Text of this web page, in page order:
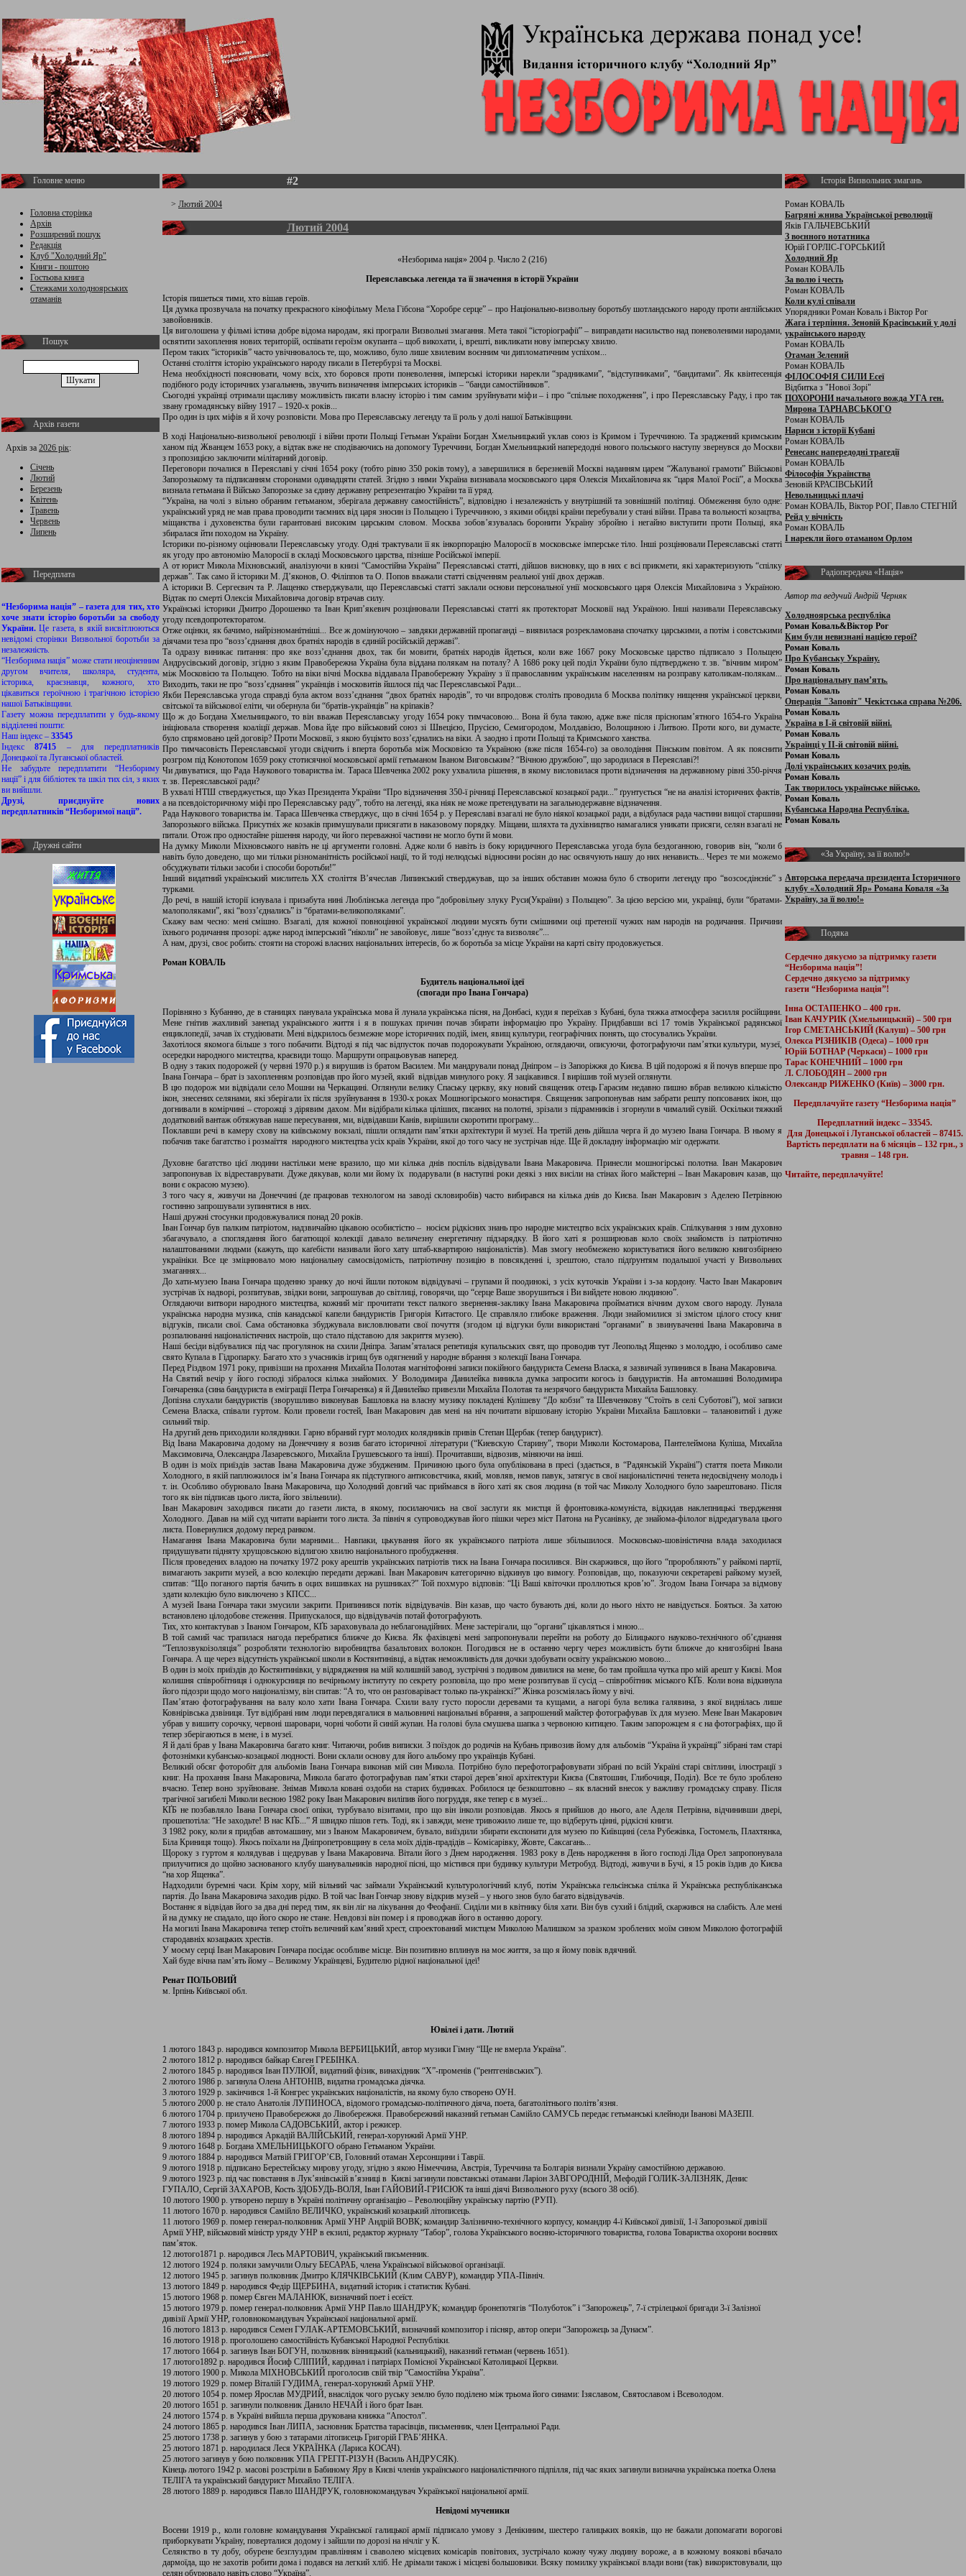
Головне меню
Головна сторінка
Архів
Розширений пошук
Редакція
Клуб "Холодний Яр"
Книги - поштою
Гостьова книга
Стежками холодноярських
отаманів
Пошук
Архів газети
Архів за 2026 рік:
Січень
Лютий
Березень
Квітень
Травень
Червень
Липень
Передплата
“Незборима нація” – газета для тих, хто
хоче знати історію боротьби за свободу
України.Це газета, в якій висвітлюються
невідомі сторінки Визвольної боротьби за
незалежність.
“Незборима нація” може стати неоціненним
другом вчителя, школяра, студента,
історика, краєзнавця, кожного, хто
цікавиться героїчною і трагічною історією
нашої Батьківщини.
Газету можна передплатити у будь-якому
відділенні пошти:
Наш індекс – 33545
Індекс87415 – для передплатників
Донецької та Луганської областей.
Не забудьте передплатити “Незбориму
нації” і для бібліотек та шкіл тих сіл, з яких
ви вийшли.
Друзі, приєднуйте нових
передплатників “Незборимої нації”.
Дружні сайти
#2
> Лютий 2004
Лютий 2004
«Незборима нація» 2004 р. Число 2 (216)
Переяславська легенда та її значення в історії України
Історія пишеться тими, хто вішав героїв.
Ця думка прозвучала на початку прекрасного кінофільму Мела Гібсона “Хоробре серце” – про Національно-визвольну боротьбу шотландського народу проти англійських
завойовників.
Ця виголошена у фільмі істина добре відома народам, які програли Визвольні змагання. Мета такої “історіографії” – виправдати насильство над поневоленими народами,
освятити захоплення нових територій, оспівати героїзм окупанта – щоб викохати, і, врешті, викликати нову імперську хвилю.
Пером таких “істориків” часто увічнювалось те, що, можливо, було лише хвилевим воєнним чи дипломатичним успіхом...
Останні століття історію українського народу писали в Петербурзі та Москві.
Нема необхідності пояснювати, чому всіх, хто боровся проти поневолення, імперські історики нарекли “зрадниками”, “відступниками”, “бандитами”. Як квінтесенція
подібного роду історичних узагальнень, звучить визначення імперських істориків – “банди самостійников”.
Сьогодні українці отримали щасливу можливість писати власну історію і тим самим зруйнувати міфи – і про “спільне походження”, і про Переяславську Раду, і про так
звану громадянську війну 1917 – 1920-х років...
Про один із цих міфів я й хочу розповісти. Мова про Переяславську легенду та її роль у долі нашої Батьківщини.
В ході Національно-визвольної революції і війни проти Польщі Гетьман України Богдан Хмельницький уклав союз із Кримом і Туреччиною. Та зраджений кримським
ханом під Жванцем 1653 року, а відтак вже не сподіваючись на допомогу Туреччини, Богдан Хмельницький напередодні нового польського наступу звернувся до Москви
з пропозицією заключити мілітарний договір.
Переговори почалися в Переяславі у січні 1654 року (тобто рівно 350 років тому), а завершилися в березневій Москві наданням царем “Жалуваної грамоти” Військові
Запорозькому та підписанням сторонами одинадцяти статей. Згідно з ними Україна визнавала московського царя Олексія Михайловича як “царя Малої Росії”, а Москва
визнала гетьмана й Військо Запорозьке за єдину державну репрезентацію України та її уряд.
“Україна, на чолі з вільно обраним гетьманом, зберігала державну самостійність”, відповідно і незалежність у внутрішній та зовнішній політиці. Обмеження було одне:
український уряд не мав права проводити таємних від царя зносин із Польщею і Туреччиною, з якими обидві країни перебували у стані війни. Права та вольності козацтва,
міщанства і духовенства були гарантовані високим царським словом. Москва зобов’язувалась боронити Україну збройно і негайно виступити проти Польщі, яка
збиралася йти походом на Україну.
Історики по-різному оцінювали Переяславську угоду. Одні трактували її як інкорпорацію Малоросії в московське імперське тіло. Інші розцінювали Переяславські статті
як угоду про автономію Малоросії в складі Московського царства, пізніше Російської імперії.
А от юрист Микола Міхновський, аналізуючи в книзі “Самостійна Україна” Переяславські статті, дійшов висновку, що в них є всі прикмети, які характеризують “спілку
держав”. Так само й історики М. Д’яконов, О. Філіппов та О. Попов вважали статті свідченням реальної унії двох держав.
А історики В. Сергеєвич та Р. Лащенко стверджували, що Переяславські статті заклали основи персональної унії московського царя Олексія Михайловича з Україною.
Відтак по смерті Олексія Михайловича договір втрачав силу.
Українські історики Дмитро Дорошенко та Іван Крип’якевич розцінювали Переяславські статті як протекторат Московії над Україною. Інші називали Переяславську
угоду псевдопротекторатом.
Отже оцінки, як бачимо, найрізноманітніші... Все ж домінуючою – завдяки державній пропаганді – виявилася розрекламована спочатку царськими, а потім і совєтськими
діячами теза про “возз’єднання двох братніх народів в єдиній російській державі”.
Та одразу виникає питання: про яке возз’єднання двох, так би мовити, братніх народів йдеться, коли вже 1667 року Московське царство підписало з Польщею
Андрусівський договір, згідно з яким Правобережна Україна була віддана полякам на поталу? А 1686 року цей поділ України було підтверджено т. зв. “вічним миром”
між Московією та Польщею. Тобто на віки вічні Москва віддавала Правобережну Україну з її православним українським населенням на розправу католикам-полякам...
Виходить, таки не про “возз’єднання” українців і московитів йшлося під час Переяславської Ради...
Якби Переяславська угода справді була актом возз’єднання “двох братніх народів”, то чи впродовж століть проводила б Москва політику нищення української церкви,
світської та військової еліти, чи обернула би “братів-українців” на кріпаків?
Що ж до Богдана Хмельницького, то він вважав Переяславську угоду 1654 року тимчасовою... Вона й була такою, адже вже після пріснопам’ятного 1654-го Україна
ініціювала створення коаліції держав. Мова йде про військовий союз зі Швецією, Прусією, Семигородом, Молдавією, Волощиною і Литвою. Проти кого, ви думаєте,
було спрямовано цей договір? Проти Московії, з якою буцімто возз’єднались на віки. А заодно і проти Польщі та Кримського ханства.
Про тимчасовість Переяславської угоди свідчить і вперта боротьба між Московією та Україною (вже після 1654-го) за оволодіння Пінським повітом. А як пояснити
розгром під Конотопом 1659 року стотисячної московської армії гетьманом Іваном Виговським? “Вічною дружбою”, що зародилася в Переяславі?!
Чи дивуватися, що Рада Наукового товариства ім. Тараса Шевченка 2002 року ухвалила рішення, в якому висловилася проти відзначення на державному рівні 350-річчя
т. зв. Переяславської ради?
В ухвалі НТШ стверджується, що Указ Президента України “Про відзначення 350-ї річниці Переяславської козацької ради...” ґрунтується “не на аналізі історичних фактів,
а на псевдоісторичному міфі про Переяславську раду”, тобто на легенді, яка ніяк не може претендувати на загальнодержавне відзначення.
Рада Наукового товариства ім. Тараса Шевченка стверджує, що в січні 1654 р. у Переяславі взагалі не було ніякої козацької ради, а відбулася рада частини вищої старшини
Запорозького війська. Присутніх же козаків примушували присягати в наказовому порядку. Міщани, шляхта та духівництво намагалися уникати присяги, селян взагалі не
питали. Отож про одностайне рішення народу, чи його переважної частини не могло бути й мови.
На думку Миколи Міхновського навіть не ці аргументи головні. Адже коли б навіть із боку юридичного Переяславська угода була бездоганною, говорив він, “коли б
навіть було доведено, що ми тільки різноманітність російської нації, то й тоді нелюдські відносини росіян до нас освячують нашу до них ненависть... Через те ми можемо
обсуджувати тільки засоби і способи боротьби!”
Інший видатний український мислитель ХХ століття В’ячеслав Липинський стверджував, що за інших обставин можна було б створити легенду про “возсоєдінєніє” з
турками.
До речі, в нашій історії існувала і призабута нині Люблінська легенда про “добровільну злуку Руси(України) з Польщею”. За цією версією ми, українці, були “братами-
малополяками”, які “возз’єднались” із “братами-великополяками”.
Скажу вам чесно: мені смішно. Взагалі, для кожної повноцінної української людини мусять бути смішними оці претензії чужих нам народів на родичання. Причини
їхнього родичання прозорі: адже народ імперський “ніколи” не завойовує, лише “возз’єднує та визволяє”...
А нам, друзі, своє робить: стояти на сторожі власних національних інтересів, бо ж боротьба за місце України на карті світу продовжується.
Роман КОВАЛЬ
Будитель національної ідеї
(спогади про Івана Гончара)
Порівняно з Кубанню, де в станицях панувала українська мова й лунала українська пісня, на Донбасі, куди я переїхав з Кубані, була тяжка атмосфера засилля російщини.
Мене гнітив жахливий занепад українського життя і я в пошуках причин почав збирати інформацію про Україну. Придбавши всі 17 томів Української радянської
енциклопедії, зачав їх студіювати. Мені відкрилось безмежне море історичних подій, імен, явищ культури, географічних понять, що стосувались України.
Захотілося якомога більше з того побачити. Відтоді я під час відпусток почав подорожувати Україною, оглядаючи, описуючи, фотографуючи пам’ятки культури, музеї,
осередки народного мистецтва, краєвиди тощо. Маршрути опрацьовував наперед.
В одну з таких подорожей (у червні 1970 р.) я вирушив із братом Василем. Ми мандрували понад Дніпром – із Запоріжжя до Києва. В цій подорожі я й почув вперше про
Івана Гончара – брат із захопленням розповідав про його музей, який відвідав минулого року. Я зацікавився. І вирішив той музей оглянути.
В цю подорож ми відвідали село Мошни на Черкащині. Оглянули велику Спаську церкву, яку новий священик отець Гарасим недавно пишно вбрав великою кількістю
ікон, знесених селянами, які зберігали їх після зруйнування в 1930-х роках Мошногірського монастиря. Священик запропонував нам забрати решту попсованих ікон, що
догнивали в комірчині – сторожці з дірявим дахом. Ми відібрали кілька ціліших, писаних на полотні, зрізали з підрамників і згорнули в чималий сувій. Оскільки тяжкий
додатковий вантаж обтяжував наше пересування, ми, відвідавши Канів, вирішили скоротити програму...
Поклавши речі в камеру схову на київському вокзалі, пішли оглядати пам’ятки архітектури й музеї. На третій день дійшла черга й до музею Івана Гончара. В ньому я
побачив таке багатство і розмаїття народного мистецтва усіх країв України, якої до того часу не зустрічав ніде. Ще й докладну інформацію міг одержати.
Духовне багатство цієї людини настільки мене вразило, що ми кілька днів поспіль відвідували Івана Макаровича. Принесли мошногірські полотна. Іван Макарович
запропонував їх відреставрувати. Дуже дякував, коли ми йому їх подарували (в наступні роки деякі з них висіли на стінах його майстерні – Іван Макарович казав, що
вони є окрасою музею).
З того часу я, живучи на Донеччині (де працював технологом на заводі скловиробів) часто вибирався на кілька днів до Києва. Іван Макарович з Аделею Петрівною
гостинно запрошували зупинятися в них.
Наші дружні стосунки продовжувалися понад 20 років.
Іван Гончар був палким патріотом, надзвичайно цікавою особистістю – носієм рідкісних знань про народне мистецтво всіх українських країв. Спілкування з ним духовно
збагачувало, а споглядання його багатющої колекції давало величезну енергетичну підзарядку. В його хаті я розширював коло своїх знайомств із патріотично
налаштованими людьми (кажуть, що каґебісти називали його хату штаб-квартирою націоналістів). Мав змогу необмежено користуватися його великою книгозбірнею
україніки. Все це зміцнювало мою національну самосвідомість, патріотичну позицію в повсякденні і, зрештою, стало підґрунтям подальшої участі у Визвольних
змаганнях...
До хати-музею Івана Гончара щоденно зранку до ночі йшли потоком відвідувачі – групами й поодинокі, з усіх куточків України і з-за кордону. Часто Іван Макарович
зустрічав їх надворі, розпитував, звідки вони, запрошував до світлиці, говорячи, що “серце Ваше зворушиться і Ви вийдете новою людиною”.
Оглядаючи витвори народного мистецтва, кожний міг прочитати текст палкого звернення-заклику Івана Макаровича пройматися вічним духом свого народу. Лунала
українська народна музика, спів канадської капели бандуристів Григорія Китастого. Це справляло глибоке враження. Люди знайомилися зі змістом цілого стосу книг
відгуків, писали свої. Сама обстановка збуджувала висловлювати свої почуття (згодом ці відгуки були використані “органами” в звинуваченні Івана Макаровича в
розпалюванні націоналістичних настроїв, що стало підставою для закриття музею).
Наші бесіди відбувалися під час прогулянок на схили Дніпра. Запам’яталася репетиція купальських свят, що проводив тут Леопольд Ященко з молоддю, і особливо саме
свято Купала в Гідропарку. Багато хто з учасників ігрищ був одягнений у народне вбрання з колекції Івана Гончара.
Перед Різдвом 1971 року, привізши на прохання Михайла Полотая магнітофонні записи покійного бандуриста Семена Власка, я зазвичай зупинився в Івана Макаровича.
На Святий вечір у його господі зібралося кілька знайомих. У Володимира Данилейка виникла думка запросити когось із бандуристів. На автомашині Володимира
Гончаренка (сина бандуриста в еміграції Петра Гончаренка) я й Данилейко привезли Михайла Полотая та незрячого бандуриста Михайла Башловку.
Допізна слухали бандуристів (зворушливо виконував Башловка на власну музику покладені Кулішеву “До кобзи” та Шевченкову “Стоїть в селі Суботові”), мої записи
Семена Власка, співали гуртом. Коли провели гостей, Іван Макарович дав мені на ніч почитати віршовану історію України Михайла Башловки – талановитий і дуже
сильний твір.
На другий день приходили колядники. Гарно вбраний гурт молодих колядників привів Степан Щербак (тепер бандурист).
Від Івана Макаровича додому на Донеччину я возив багато історичної літератури (“Киевскую Старину”, твори Миколи Костомарова, Пантелеймона Куліша, Михайла
Максимовича, Олександра Лазаревського, Михайла Грушевського та інші). Прочитавши, відвозив, міняючи на інші.
В один із моїх приїздів застав Івана Макаровича дуже збудженим. Причиною цього була опублікована в пресі (здається, в “Радянській Україні”) стаття поета Миколи
Холодного, в якій паплюжилося ім’я Івана Гончара як підступного антисовєтчика, який, мовляв, немов павук, затягує в свої націоналістичні тенета недосвідчену молодь і
т. ін. Особливо обурювало Івана Макаровича, що Холодний довгий час приймався в його хаті як своя людина (в той час Миколу Холодного було заарештовано. Після
того як він підписав цього листа, його звільнили).
Іван Макарович заходився писати до газети листа, в якому, посилаючись на свої заслуги як мистця й фронтовика-комуніста, відкидав наклепницькі твердження
Холодного. Давав на мій суд читати варіанти того листа. За північ я супроводжував його пішки через міст Патона на Русанівку, де знайома-філолог відредагувала цього
листа. Повернулися додому перед ранком.
Намагання Івана Макаровича були марними... Навпаки, цькування його як українського патріота лише збільшилося. Московсько-шовіністична влада заходилася
придушувати підняту хрущовською відлигою хвилю національного пробудження.
Після проведених владою на початку 1972 року арештів українських патріотів тиск на Івана Гончара посилився. Він скаржився, що його “проробляють” у райкомі партії,
вимагають закрити музей, а всю колекцію передати державі. Іван Макарович категорично відкинув цю вимогу. Розповідав, що, показуючи секретареві райкому музей,
спитав: “Що поганого партія бачить в оцих вишивках на рушниках?” Той похмуро відповів: “Ці Ваші квіточки проллються кров’ю”. Згодом Івана Гончара за відмову
здати колекцію було виключено з КПСС...
А музей Івана Гончара таки змусили закрити. Припинився потік відвідувачів. Він казав, що часто бувають дні, коли до нього ніхто не навідується. Бояться. За хатою
встановлено цілодобове стеження. Припускалося, що відвідувачів потай фотографують.
Тих, хто контактував з Іваном Гончаром, КҐБ зараховувала до неблагонадійних. Мене застерігали, що “органи” цікавляться і мною...
В той самий час трапилася нагода перебратися ближче до Києва. Як фахівцеві мені запропонували перейти на роботу до Білицького науково-технічного об’єднання
“Теплозвукоізоляція” розробляти технологію виробництва базальтових волокон. Погодився не в останню чергу через можливість бути ближче до книгозбірні Івана
Гончара. А ще через відсутність української школи в Костянтинівці, а відтак неможливість для дочки здобувати освіту українською мовою...
В один із моїх приїздів до Костянтинівки, у відрядження на мій колишній завод, зустрічні з подивом дивилися на мене, бо там пройшла чутка про мій арешт у Києві. Моя
колишня співробітниця і однокурсниця по вечірньому інституту по секрету розповіла, що про мене розпитував її сусід – співробітник міського КҐБ. Коли вона відкинула
його підозри щодо мого націоналізму, він спитав: “А то, что он разґоваріваєт только па-украінскі?” Жінка розсміялась йому у вічі.
Пам’ятаю фотографування на валу коло хати Івана Гончара. Схили валу густо поросли деревами та кущами, а нагорі була велика галявина, з якої виднілась лише
Ковнірівська дзвіниця. Тут відібрані ним люди перевдягалися в мальовничі національні вбрання, а запрошений майстер фотографував їх для музею. Мене Іван Макарович
убрав у вишиту сорочку, червоні шаровари, чорні чоботи й синій жупан. На голові була смушева шапка з червоною китицею. Таким запорожцем я є на фотографіях, що й
тепер зберігаються в мене, і в музеї.
Я й далі брав у Івана Макаровича багато книг. Читаючи, робив виписки. З поїздок до родичів на Кубань привозив йому для альбомів “Україна й українці” зібрані там старі
фотознімки кубансько-козацької людності. Вони склали основу для його альбому про українців Кубані.
Великий обсяг фоторобіт для альбомів Івана Гончара виконав мій син Микола. Потрібно було перефотографовувати зібрані по всій Україні старі світлини, ілюстрації з
книг. На прохання Івана Макаровича, Микола багато фотографував пам’ятки старої дерев’яної архітектури Києва (Святошин, Глибочиця, Поділ). Все те було зроблено
вчасно. Тепер воно зруйноване. Знімав Микола ковані оздоби на старих будинках. Робилося це безкоштовно – як власний внесок у важливу громадську справу. Після
трагічної загибелі Миколи весною 1982 року Іван Макарович виліпив його погруддя, яке тепер є в музеї...
КҐБ не позбавляло Івана Гончара своєї опіки, турбувало візитами, про що він інколи розповідав. Якось я прийшов до нього, але Аделя Петрівна, відчинивши двері,
прошепотіла: “Не заходьте! В нас КҐБ...” Я швидко пішов геть. Тоді, як і завжди, мене тривожило лише те, що відберуть цінні, рідкісні книги.
З 1982 року, коли я придбав автомашину, ми з Іваном Макаровичем, бувало, виїздили збирати експонати для музею по Київщині (села Рубежівка, Гостомель, Плахтянка,
Біла Криниця тощо). Якось поїхали на Дніпропетровщину в села моїх дідів-прадідів – Комісарівку, Жовте, Саксагань...
Щороку з гуртом я колядував і щедрував у Івана Макаровича. Вітали його з Днем народження. 1983 року в День народження в його господі Ліда Орел запропонувала
прилучитися до щойно заснованого клубу шанувальників народної пісні, що містився при будинку культури Метробуд. Відтоді, живучи в Бучі, я 15 років їздив до Києва
“на хор Ященка”.
Надходили буремні часи. Крім хору, мій вільний час займали Український культурологічний клуб, потім Українська гельсінська спілка й Українська республіканська
партія. До Івана Макаровича заходив рідко. В той час Іван Гончар знову відкрив музей – у нього знов було багато відвідувачів.
Востаннє я відвідав його за два дні перед тим, як він ліг на лікування до Феофанії. Сиділи ми в квітнику біля хати. Він був сухий і блідий, скаржився на слабість. Але мені
й на думку не спадало, що його скоро не стане. Невдовзі він помер і я проводжав його в останню дорогу.
На могилі Івана Макаровича тепер стоїть величний кам’яний хрест, спроектований мистцем Миколою Малишком за зразком зроблених моїм сином Миколою фотографій
стародавніх козацьких хрестів.
У моєму серці Іван Макарович Гончара посідає особливе місце. Він позитивно вплинув на моє життя, за що я йому повік вдячний.
Хай буде вічна пам’ять йому – Великому Українцеві, Будителю рідної національної ідеї!
Ренат ПОЛЬОВИЙ
м. Ірпінь Київської обл.
Ювілеї і дати. Лютий
1 лютого 1843 р. народився композитор Микола ВЕРБИЦЬКИЙ, автор музики Гімну “Ще не вмерла Україна”.
2 лютого 1812 р. народився байкар Євген ГРЕБІНКА.
2 лютого 1845 р. народився Іван ПУЛЮЙ, видатний фізик, винахідник “Х”-променів (“рентгенівських”).
2 лютого 1986 р. загинула Олена АНТОНІВ, видатна громадська діячка.
3 лютого 1929 р. закінчився 1-й Конгрес українських націоналістів, на якому було створено ОУН.
5 лютого 2000 р. не стало Анатолія ЛУПИНОСА, відомого громадсько-політичного діяча, поета, багатолітнього політв’язня.
6 лютого 1704 р. прилучено Правобережжя до Лівобережжя. Правобережний наказний гетьман Самійло САМУСЬ передає гетьманські клейноди Іванові МАЗЕПІ.
7 лютого 1933 р. помер Микола САДОВСЬКИЙ, актор і режисер.
8 лютого 1894 р. народився Аркадій ВАЛІЙСЬКИЙ, генерал-хорунжий Армії УНР.
9 лютого 1648 р. Богдана ХМЕЛЬНИЦЬКОГО обрано Гетьманом України.
9 лютого 1884 р. народився Матвій ГРИГОР’ЄВ, Головний отаман Херсонщини і Таврії.
9 лютого 1918 р. підписано Берестейську мирову угоду, згідно з якою Німеччина, Австрія, Туреччина та Болгарія визнали Україну самостійною державою.
9 лютого 1923 р. під час повстання в Лук’янівській в’язниці в Києві загинули повстанські отамани Ларіон ЗАВГОРОДНІЙ, Мефодій ГОЛИК-ЗАЛІЗНЯК, Денис
ГУПАЛО, Сергій ЗАХАРОВ, Кость ЗДОБУДЬ-ВОЛЯ, Іван ГАЙОВИЙ-ГРИСЮК та інші діячі Визвольного руху (всього 38 осіб).
10 лютого 1900 р. утворено першу в Україні політичну організацію – Революційну українську партію (РУП).
11 лютого 1670 р. народився Самійло ВЕЛИЧКО, український козацький літописець.
11 лютого 1969 р. помер генерал-полковник Армії УНР Андрій ВОВК; командир Залізнично-технічного корпусу, командир 4-ї Київської дивізії, 1-ї Запорозької дивізії
Армії УНР, військовий міністр уряду УНР в екзилі, редактор журналу “Табор”, голова Українського воєнно-історичного товариства, голова Товариства охорони воєнних
пам’яток.
12 лютого1871 р. народився Лесь МАРТОВИЧ, український письменник.
12 лютого 1924 р. поляки замучили Ольгу БЕСАРАБ, члена Української військової організації.
12 лютого 1945 р. загинув полковник Дмитро КЛЯЧКІВСЬКИЙ (Клим САВУР), командир УПА-Північ.
13 лютого 1849 р. народився Федір ЩЕРБИНА, видатний історик і статистик Кубані.
15 лютого 1968 р. помер Євген МАЛАНЮК, визначний поет і есеїст.
15 лютого 1979 р. помер генерал-полковник Армії УНР Павло ШАНДРУК; командир бронепотягів “Полуботок” і “Запорожець”, 7-ї стрілецької бригади 3-ї Залізної
дивізії Армії УНР, головнокомандувач Української національної армії.
16 лютого 1813 р. народився Семен ГУЛАК-АРТЕМОВСЬКИЙ, визначний композитор і пісняр, автор опери “Запорожець за Дунаєм”.
16 лютого 1918 р. проголошено самостійність Кубанської Народної Республіки.
17 лютого 1664 р. загинув Іван БОГУН, полковник вінницький (кальницький), наказний гетьман (червень 1651).
17 лютого1892 р. народився Йосиф СЛІПИЙ, кардинал і патріарх Помісної Української Католицької Церкви.
19 лютого 1900 р. Микола МІХНОВСЬКИЙ проголосив свій твір “Самостійна Україна”.
19 лютого 1929 р. помер Віталій ГУДИМА, генерал-хорунжий Армії УНР.
20 лютого 1054 р. помер Ярослав МУДРИЙ, внаслідок чого руську землю було поділено між трьома його синами: Ізяславом, Святославом і Всеволодом.
20 лютого 1651 р. загинули полковник Данило НЕЧАЙ і його брат Іван.
24 лютого 1574 р. в Україні вийшла перша друкована книжка “Апостол”.
24 лютого 1865 р. народився Іван ЛИПА, засновник Братства тарасівців, письменник, член Центральної Ради.
25 лютого 1738 р. загинув у бою з татарами літописець Григорій ГРАБ’ЯНКА.
25 лютого 1871 р. народилася Леся УКРАЇНКА (Лариса КОСАЧ).
25 лютого загинув у бою полковник УПА ГРЕГІТ-РІЗУН (Василь АНДРУСЯК).
Кінець лютого 1942 р. масові розстріли в Бабиному Яру в Києві членів українського націоналістичного підпілля, під час яких загинули визначна українська поетка Олена
ТЕЛІГА та український бандурист Михайло ТЕЛІГА.
28 лютого 1889 р. народився Павло ШАНДРУК, головнокомандувач Української національної армії.
Невідомі мученики
Восени 1919 р., коли головне командування Української галицької армії підписало умову з Денікиним, шестеро галицьких вояків, що не бажали допомагати ворогові
приборкувати Україну, поверталися додому і зайшли по дорозі на нічліг у К.
Селянство в ту добу, обурене безглуздим правлінням і сваволею місцевих комісарів повітових, зустрічало кожну чужу людину вороже, а в кожному воякові вбачало
дармоїда, що не захотів робити дома і подався на легкий хліб. Не дрімали також і місцеві большовики. Всяку помилку української влади вони (так) використовували, що
селян обурювало навіть слово “Україна”.
Історія Визвольних змагань
Роман КОВАЛЬ
Багряні жнива Української революції
Яків ГАЛЬЧЕВСЬКИЙ
З воєнного нотатника
Юрій ГОРЛІС-ГОРСЬКИЙ
Холодний Яр
Роман КОВАЛЬ
За волю і честь
Роман КОВАЛЬ
Коли кулі співали
Упорядники Роман Коваль і Віктор Рог
Жага і терпіння. Зеновій Красівський у долі
українського народу
Роман КОВАЛЬ
Отаман Зелений
Роман КОВАЛЬ
ФІЛОСОФІЯ СИЛИ Есеї
Відбитка з "Нової Зорі"
ПОХОРОНИ начального вожда УГА ген.
Мирона ТАРНАВСЬКОГО
Роман КОВАЛЬ
Нариси з історії Кубані
Роман КОВАЛЬ
Ренесанс напередодні трагедії
Роман КОВАЛЬ
Філософія Українства
Зеновій КРАСІВСЬКИЙ
Невольницькі плачі
Роман КОВАЛЬ, Віктор РОГ, Павло СТЕГНІЙ
Рейд у вічність
Роман КОВАЛЬ
І нарекли його отаманом Орлом
Радіопередача «Нація»
Автор та ведучий Андрій Черняк
Холодноярська республіка
Роман Коваль&Віктор Рог
Ким були невизнані нацією герої?
Роман Коваль
Про Кубанську Україну.
Роман Коваль
Про національну пам’ять.
Роман Коваль
Операція "Заповіт" Чекістська справа №206.
Роман Коваль
Україна в І-й світовій війні.
Роман Коваль
Українці у ІІ-й світовій війні.
Роман Коваль
Долі українських козачих родів.
Роман Коваль
Так творилось українське військо.
Роман Коваль
Кубанська Народна Республіка.
Роман Коваль
«За Україну, за її волю!»
Авторська передача президента Історичного
клубу «Холодний Яр» Романа Коваля «За
Україну, за її волю!»
Подяка
Сердечно дякуємо за підтримку газети
“Незборима нація”!
Сердечно дякуємо за підтримку
газети “Незборима нація”!
Інна ОСТАПЕНКО – 400 грн.
Іван КАЧУРИК (Хмельницький) – 500 грн
Ігор СМЕТАНСЬКИЙ (Калуш) – 500 грн
Олекса РІЗНИКІВ (Одеса) – 1000 грн
Юрій БОТНАР (Черкаси) – 1000 грн
Тарас КОНЕЧНИЙ – 1000 грн
Л. СЛОБОДЯН – 2000 грн
Олександр РИЖЕНКО (Київ) – 3000 грн.
Передплачуйте газету “Незборима нація”
Передплатний індекс – 33545.
Для Донецької і Луганської областей – 87415.
Вартість передплати на 6 місяців – 132 грн., з
травня – 148 грн.
Читайте, передплачуйте!